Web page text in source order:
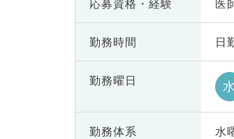
応募資格・ 経験 医
勤務時間 日
勤務曜日 水
勤務体系 水